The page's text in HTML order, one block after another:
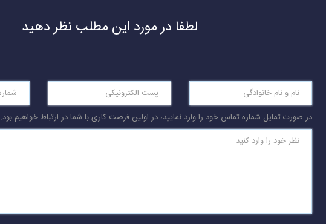
لطفا در مورد این مطلب نظر دهید
در صورت تمایل شماره تماس خود را وارد نمایید، در اولین فرصت کاری با شما در ارتباط خواهیم بود.